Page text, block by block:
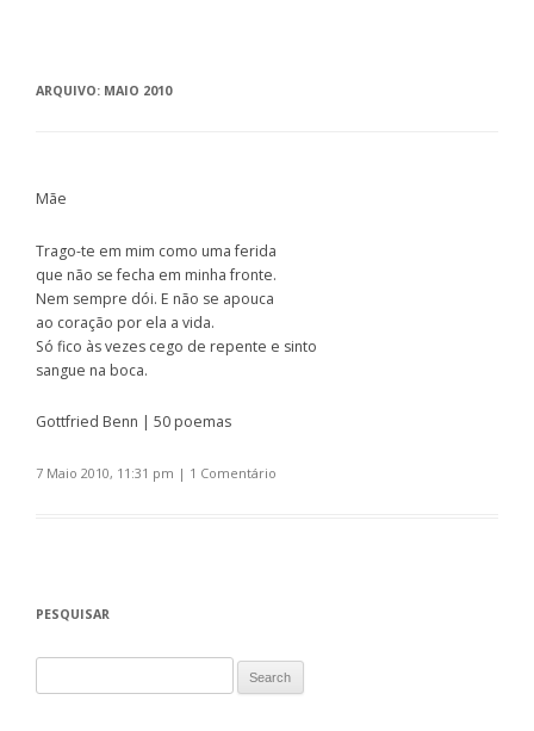
ARQUIVO: MAIO 2010
Mãe
Trago-te em mim como uma ferida
que não se fecha em minha fronte.
Nem sempre dói. E não se apouca
ao coração por ela a vida.
Só fico às vezes cego de repente e sinto
sangue na boca.
Gottfried Benn | 50 poemas
7 Maio 2010, 11:31 pm | 1 Comentário
PESQUISAR